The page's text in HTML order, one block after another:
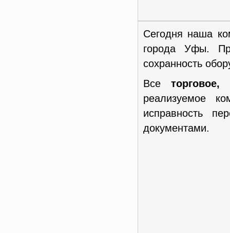
Сегодня наша
города Уфы.
сохранность
Все торговое,
реализуемое
исправность
документами.